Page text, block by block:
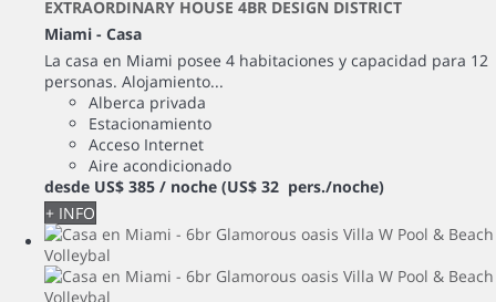
EXTRAORDINARY HOUSE 4BR DESIGN DISTRICT
Miami - Casa
La casa en Miami posee 4 habitaciones y capacidad para 12
personas. Alojamiento...
Alberca privada
Estacionamiento
Acceso Internet
Aire acondicionado
desde US$ 385 / noche (US$ 32 pers./noche)
+ INFO